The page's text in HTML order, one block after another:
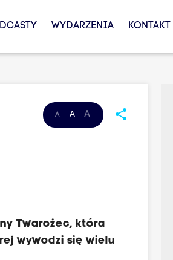
WYDARZENIA KONTAKT
A A A share
Twarożec, która
wywodzi się wielu